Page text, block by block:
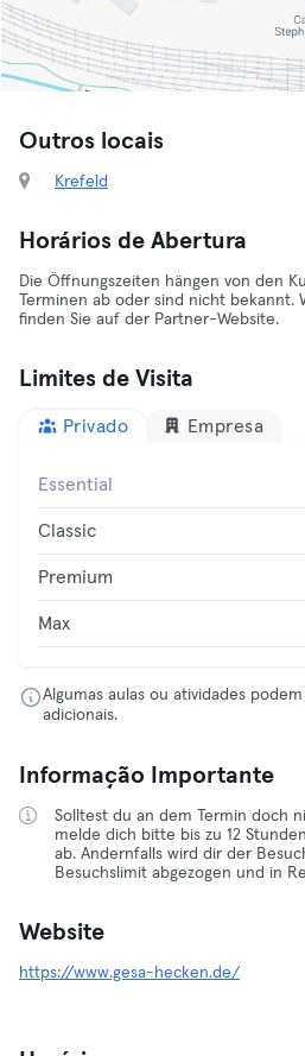
Outros locais
Krefeld
Horários de Abertura
Die Öffnungszeiten hängen von den
Terminen ab oder sind nicht bekannt.
finden Sie auf der Partner-Website.
Limites de Visita
Privado Empresa
Essential
Classic
Premium
Max
Algumas aulas ou atividades
adicionais.
Informação Importante
Solltest du an dem Termin doch
melde dich bitte bis zu 12
ab. Andernfalls wird dir der
Besuchslimit abgezogen und in
Website
https://www.gesa-hecken.de/